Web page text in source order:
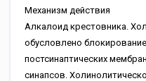
Механизм действия
Алкалоид крестовника.
обусловлено
постсинаптических
синапсов.